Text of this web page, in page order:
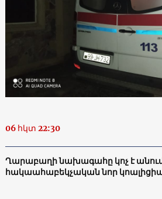
06 հկտ 22:30
Ղարաբաղի նախագահը կոչ է
հակաահաբեկչական նոր